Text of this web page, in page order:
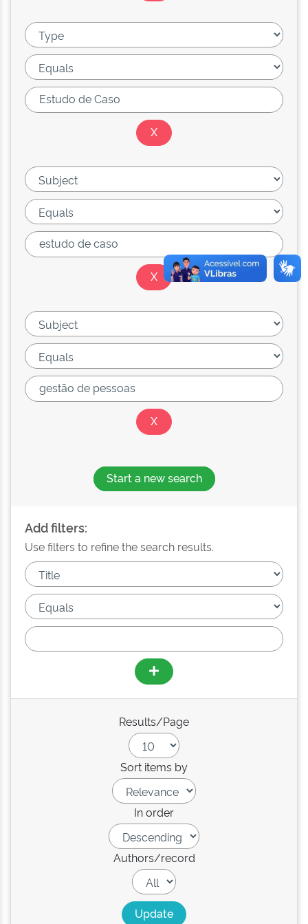
Start a new search
Add filters:
Use filters to refine the search results.
Results/Page
Sort items by
In order
Authors/record